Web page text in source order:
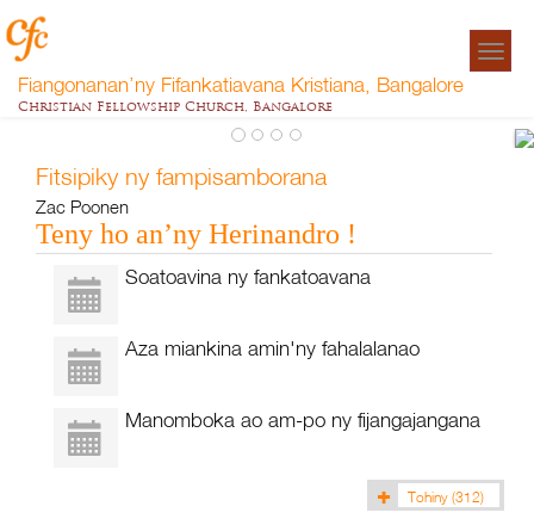
Fiangonanan’ny Fifankatiavana Kristiana, Bangalore
Christian Fellowship Church, Bangalore
Fitsipiky ny fampisamborana
Zac Poonen
Teny ho an’ny Herinandro !
Soatoavina ny fankatoavana
Aza miankina amin'ny fahalalanao
Manomboka ao am-po ny fijangajangana
Tohiny (312)